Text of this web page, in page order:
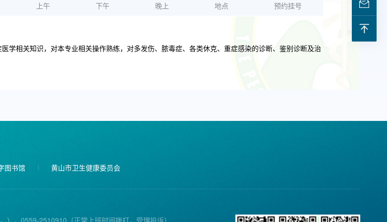
上午 下午 晚上 地点 预约挂号
学相关知识，对本专业相关操作熟练，对多发伤、脓毒症、各类休克、重症感染的诊断、鉴别诊断及治
图书馆 黄山市卫生健康委员会
，0559-2510910（正常上班时间拨打，受理投诉）